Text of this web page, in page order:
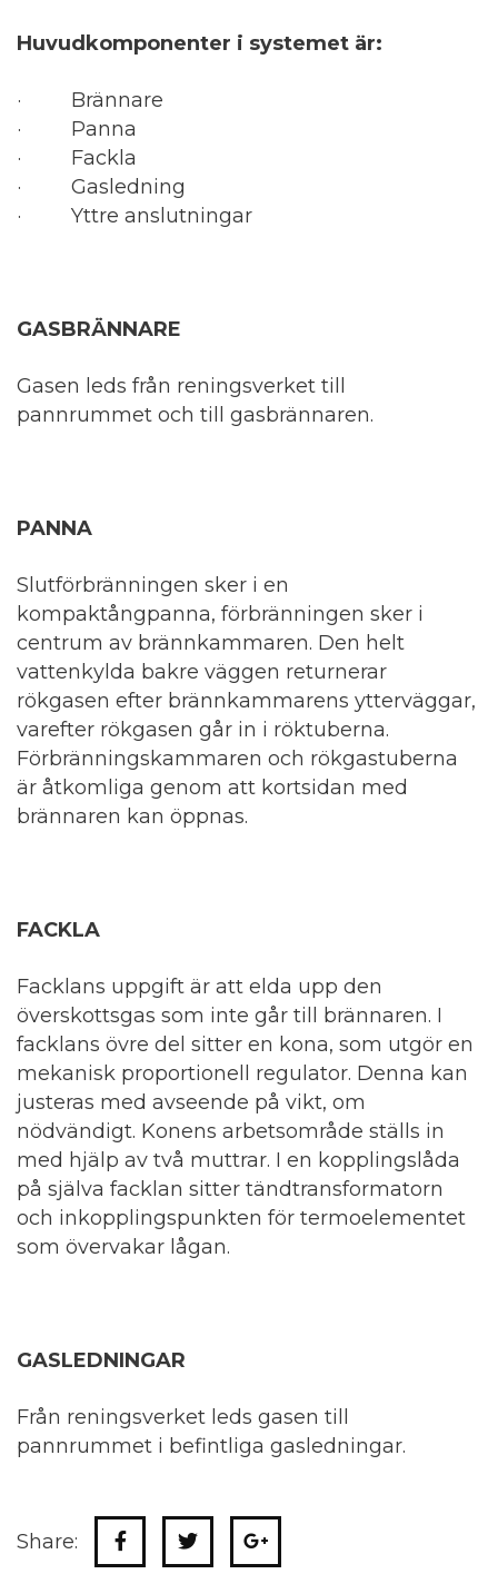
Huvudkomponenter i systemet är:
· Brännare
· Panna
· Fackla
· Gasledning
· Yttre anslutningar
GASBRÄNNARE
Gasen leds från reningsverket till
pannrummet och till gasbrännaren.
PANNA
Slutförbränningen sker i en
kompaktångpanna, förbränningen sker i
centrum av brännkammaren. Den helt
vattenkylda bakre väggen returnerar
rökgasen efter brännkammarens ytterväggar,
varefter rökgasen går in i röktuberna.
Förbränningskammaren och rökgastuberna
är åtkomliga genom att kortsidan med
brännaren kan öppnas.
FACKLA
Facklans uppgift är att elda upp den
överskottsgas som inte går till brännaren. I
facklans övre del sitter en kona, som utgör en
mekanisk proportionell regulator. Denna kan
justeras med avseende på vikt, om
nödvändigt. Konens arbetsområde ställs in
med hjälp av två muttrar. I en kopplingslåda
på själva facklan sitter tändtransformatorn
och inkopplingspunkten för termoelementet
som övervakar lågan.
GASLEDNINGAR
Från reningsverket leds gasen till
pannrummet i befintliga gasledningar.
Share: